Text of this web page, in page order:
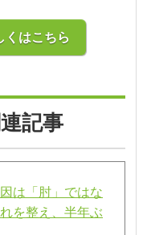
くはこちら
記事
は「肘」ではな
を整え、半年ぶ